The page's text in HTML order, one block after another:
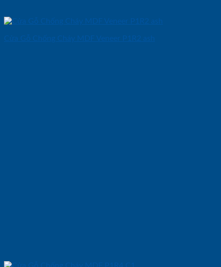
Cửa Gỗ Chống Cháy MDF Veneer P1R2 ash